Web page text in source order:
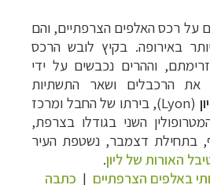
על רכס האלפים הצרפתיים, והם
באירופה. בקיץ לובש הרכס
וההרים נכבשים על ידי
את הרכבלים ושאר התשתיות
(Lyon), בירתו של החבל ומרכז
השני בגודלו בצרפת,
בתחילת דצמבר, נשטפת העיר
האורות של ליון.
באלפים הצרפתיים | כתבה